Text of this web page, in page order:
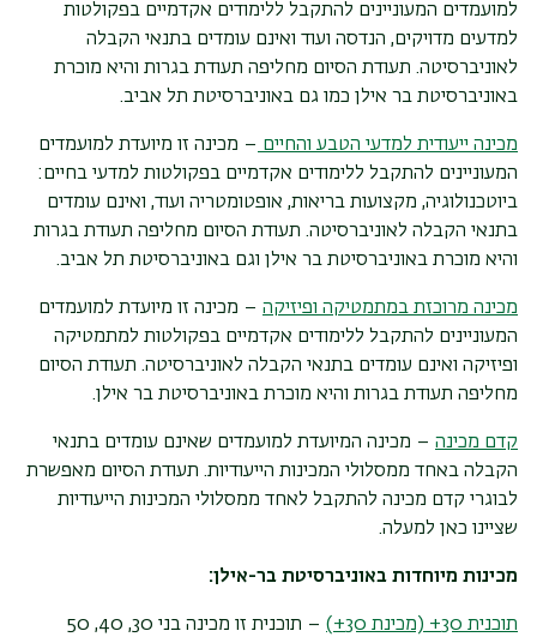
למועמדים המעוניינים להתקבל ללימודים אקדמיים בפקולטות
למדעים מדויקים, הנדסה ועוד ואינם עומדים בתנאי הקבלה
לאוניברסיטה. תעודת הסיום מחליפה תעודת בגרות והיא מוכרת
באוניברסיטת בר אילן כמו גם באוניברסיטת תל אביב.
מכינה ייעודית למדעי הטבע והחיים – מכינה זו מיועדת למועמדים
המעוניינים להתקבל ללימודים אקדמיים בפקולטות למדעי בחיים:
ביוטכנולוגיה, מקצועות בריאות, אופטומטריה ועוד, ואינם עומדים
בתנאי הקבלה לאוניברסיטה. תעודת הסיום מחליפה תעודת בגרות
והיא מוכרת באוניברסיטת בר אילן וגם באוניברסיטת תל אביב.
מכינה מרוכזת במתמטיקה ופיזיקה – מכינה זו מיועדת למועמדים
המעוניינים להתקבל ללימודים אקדמיים בפקולטות למתמטיקה
ופיזיקה ואינם עומדים בתנאי הקבלה לאוניברסיטה. תעודת הסיום
מחליפה תעודת בגרות והיא מוכרת באוניברסיטת בר אילן.
קדם מכינה – מכינה המיועדת למועמדים שאינם עומדים בתנאי
הקבלה באחד ממסלולי המכינות הייעודיות. תעודת הסיום מאפשרת
לבוגרי קדם מכינה להתקבל לאחד ממסלולי המכינות הייעודיות
שציינו כאן למעלה.
מכינות מיוחדות באוניברסיטת בר-אילן:
תוכנית 30+ (מכינת 30+)
– תוכנית זו מכינה בני 30, 40, 50